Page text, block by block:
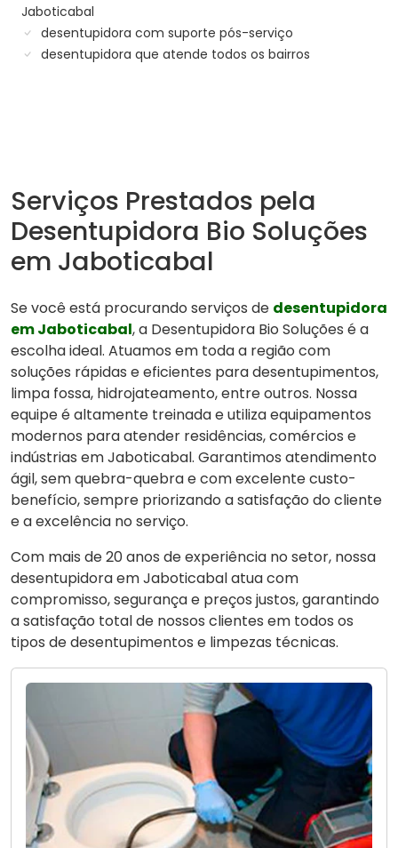
Jaboticabal
desentupidora com suporte pós-serviço
desentupidora que atende todos os bairros
Serviços Prestados pela
Desentupidora Bio Soluções
em Jaboticabal
Se você está procurando serviços de desentupidora
em Jaboticabal, a Desentupidora Bio Soluções é a
escolha ideal. Atuamos em toda a região com
soluções rápidas e eficientes para desentupimentos,
limpa fossa, hidrojateamento, entre outros. Nossa
equipe é altamente treinada e utiliza equipamentos
modernos para atender residências, comércios e
indústrias em Jaboticabal. Garantimos atendimento
ágil, sem quebra-quebra e com excelente custo-
benefício, sempre priorizando a satisfação do cliente
e a excelência no serviço.
Com mais de 20 anos de experiência no setor, nossa
desentupidora em Jaboticabal atua com
compromisso, segurança e preços justos, garantindo
a satisfação total de nossos clientes em todos os
tipos de desentupimentos e limpezas técnicas.